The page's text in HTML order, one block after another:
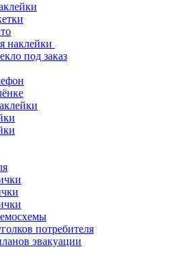
наклейки
под заказ
потребителя
эвакуации